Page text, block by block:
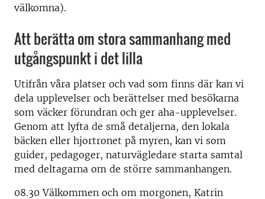
välkomna).
Att berätta om stora sammanhang med
utgångspunkt i det lilla
Utifrån våra platser och vad som finns där kan vi
dela upplevelser och berättelser med besökarna
som väcker förundran och ger aha-upplevelser.
Genom att lyfta de små detaljerna, den lokala
bäcken eller hjortronet på myren, kan vi som
guider, pedagoger, naturvägledare starta samtal
med deltagarna om de större sammanhangen.
08.30 Välkommen och om morgonen, Katrin